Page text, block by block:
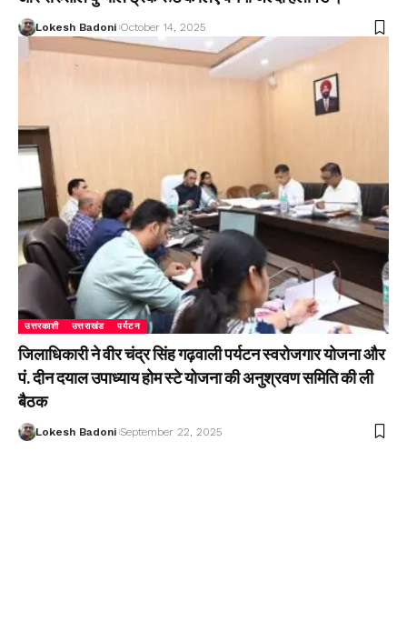
Lokesh Badoni October 14, 2025
उत्तरकाशी उत्तराखंड पर्यटन
जिलाधिकारी ने वीर चंद्र सिंह गढ़वाली पर्यटन स्वरोजगार योजना और
पं. दीन दयाल उपाध्याय होम स्टे योजना की अनुश्रवण समिति की ली
बैठक
Lokesh Badoni September 22, 2025